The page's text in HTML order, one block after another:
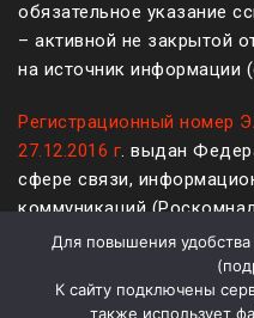
обязательное указание
– активной не закрытой
на источник информации
Регистрационный номер
27.12.2016 г. выдан
сфере связи,
коммуникаций
Политика
Для повышения
(
К сайту подключены
также использует